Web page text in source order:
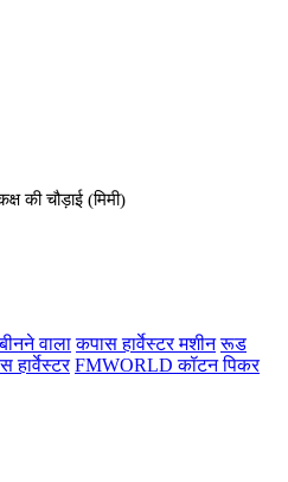
की चौड़ाई (मिमी)
वाला कपास हार्वेस्टर मशीन रूड
FMWORLD कॉटन पिकर